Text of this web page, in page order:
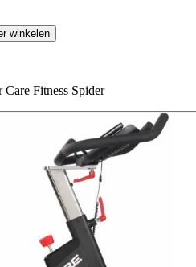
winkelen
Care Fitness Spider